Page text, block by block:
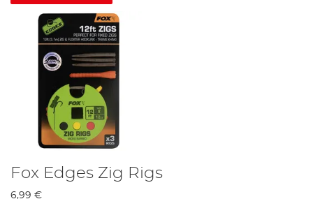
Fox Edges Zig Rigs
6,99 €